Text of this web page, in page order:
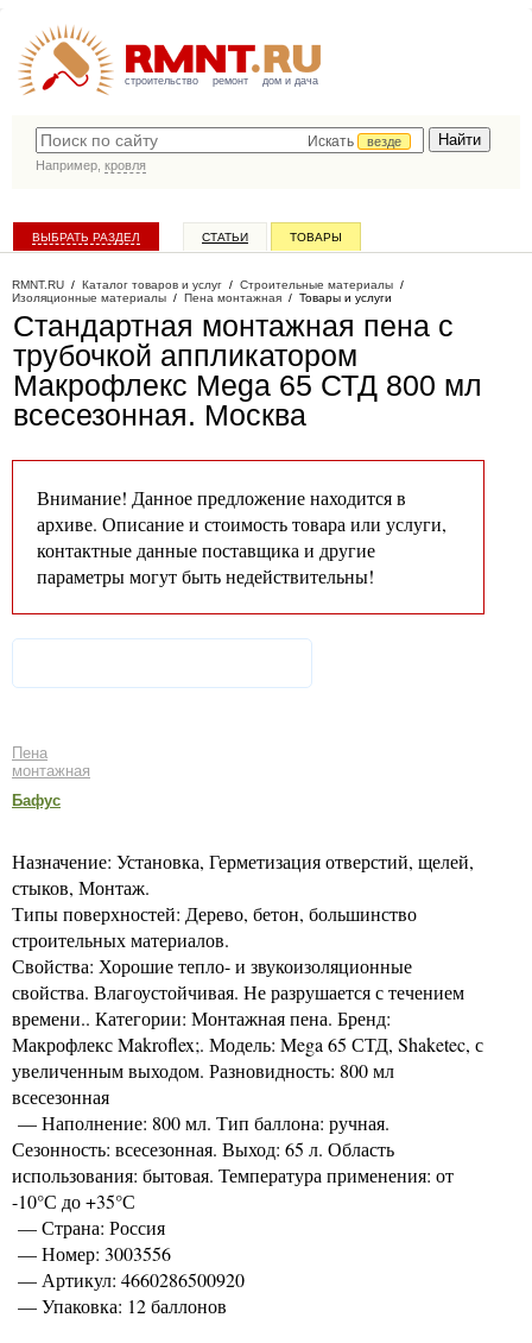
строительство ремонт дом и дача
Искать
везде
Например, кровля
ВЫБРАТЬ РАЗДЕЛ СТАТЬИ ТОВАРЫ
RMNT.RU / Каталог товаров и услуг / Строительные материалы /
Изоляционные материалы / Пена монтажная / Товары и услуги
Стандартная монтажная пена с
трубочкой аппликатором
Макрофлекс Mega 65 СТД 800 мл
всесезонная. Москва
Внимание! Данное предложение находится в
архиве. Описание и стоимость товара или услуги,
контактные данные поставщика и другие
параметры могут быть недействительны!
Пена
монтажная
Бафус
Назначение: Установка, Герметизация отверстий, щелей,
стыков, Монтаж.
Типы поверхностей: Дерево, бетон, большинство
строительных материалов.
Свойства: Хорошие тепло- и звукоизоляционные
свойства. Влагоустойчивая. Не разрушается с течением
времени.. Категории: Монтажная пена. Бренд:
Макрофлекс Makroflex;. Модель: Mega 65 СТД, Shaketec, с
увеличенным выходом. Разновидность: 800 мл
всесезонная
— Наполнение: 800 мл. Тип баллона: ручная.
Сезонность: всесезонная. Выход: 65 л. Область
использования: бытовая. Температура применения: от
-10°С до +35°С
— Страна: Россия
— Номер: 3003556
— Артикул: 4660286500920
— Упаковка: 12 баллонов